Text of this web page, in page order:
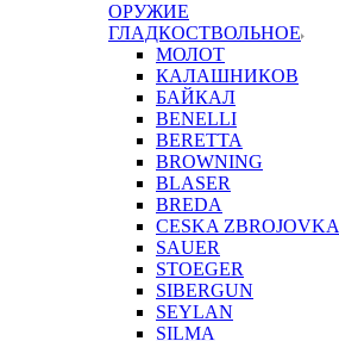
ОРУЖИЕ
ГЛАДКОСТВОЛЬНОЕ
МОЛОТ
КАЛАШНИКОВ
БАЙКАЛ
BENELLI
BERETTA
BROWNING
BLASER
BREDA
CESKA ZBROJOVKA
SAUER
STOEGER
SIBERGUN
SEYLAN
SILMA